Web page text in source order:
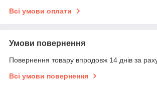
Всі умови оплати
Умови повернення
Повернення товару впродовж 14 днів за
Всі умови повернення